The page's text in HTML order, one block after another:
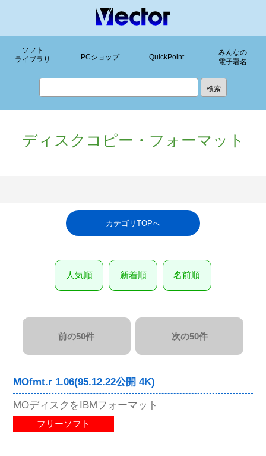
ソフト
ライブラリ
PCショップ QuickPoint
みんなの
電子署名
ディスクコピー・フォーマット
カテゴリTOPへ
人気順 新着順 名前順
前の50件 次の50件
MOfmt.r 1.06(95.12.22公開 4K)
MOディスクをIBMフォーマット
フリーソフト